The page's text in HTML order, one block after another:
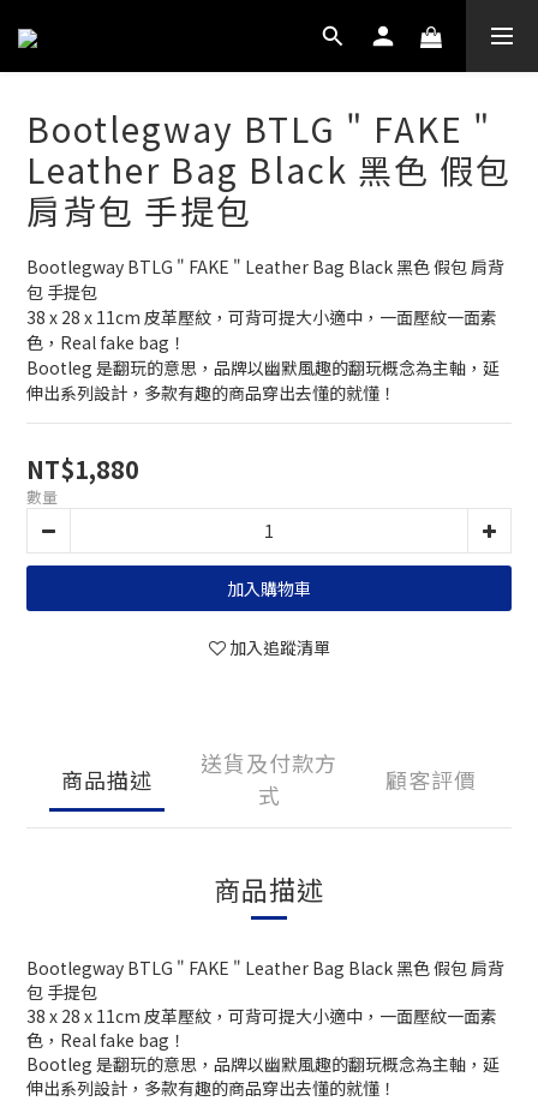
Bootlegway BTLG " FAKE "
Leather Bag Black 黑色 假包
肩背包 手提包
Bootlegway BTLG " FAKE " Leather Bag Black 黑色 假包 肩背
包 手提包
38 x 28 x 11cm 皮革壓紋，可背可提大小適中，一面壓紋一面素
色，Real fake bag！
Bootleg 是翻玩的意思，品牌以幽默風趣的翻玩概念為主軸，延
伸出系列設計，多款有趣的商品穿出去懂的就懂！
NT$1,880
數量
加入購物車
加入追蹤清單
商品描述
送貨及付款方
式
顧客評價
商品描述
Bootlegway BTLG " FAKE " Leather Bag Black 黑色 假包 肩背
包 手提包
38 x 28 x 11cm 皮革壓紋，可背可提大小適中，一面壓紋一面素
色，Real fake bag！
Bootleg 是翻玩的意思，品牌以幽默風趣的翻玩概念為主軸，延
伸出系列設計，多款有趣的商品穿出去懂的就懂！